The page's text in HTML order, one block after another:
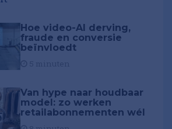
Hoe video-AI derving,
fraude en conversie
beïnvloedt
Van hype naar houdbaar
model: zo werken
retailabonnementen wél